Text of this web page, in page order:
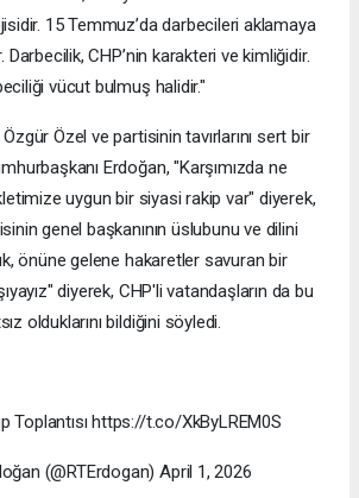
15 Temmuz’da darbecileri aklamaya
Darbecilik, CHP’nin karakteri ve kimliğidir.
vücut bulmuş halidir."
Özel ve partisinin tavırlarını sert bir
Erdoğan, "Karşımızda ne
uygun bir siyasi rakip var" diyerek,
genel başkanının üslubunu ve dilini
önüne gelene hakaretler savuran bir
diyerek, CHP'li vatandaşların da bu
olduklarını bildiğini söyledi.
Toplantısı https://t.co/XkByLREM0S
(@RTErdogan) April 1, 2026